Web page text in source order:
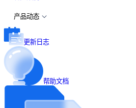
产品动态
更新日志
帮助文档